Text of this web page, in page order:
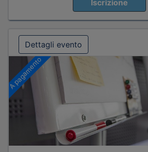
Iscrizione
Dettagli evento
A pagamento